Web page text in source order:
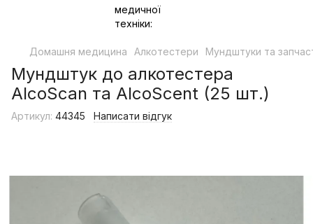
Домашня медицина Алкотестери Мундштуки та
Мундштук до алкотестера
AlcoScan та AlcoScent (25 шт.)
Артикул: 44345 Написати відгук